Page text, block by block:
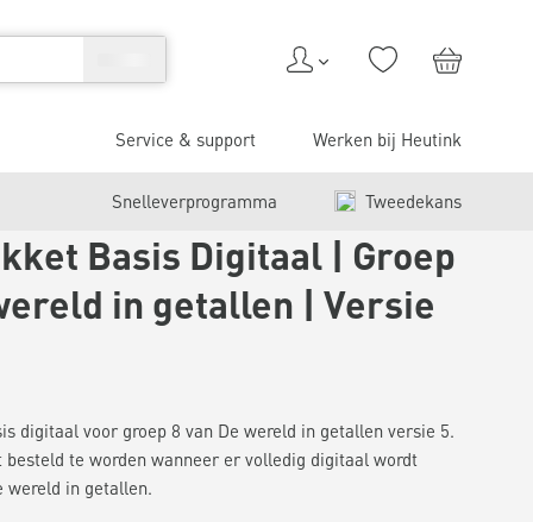
Service & support Werken bij Heutink
Snelleverprogramma Tweedekans
Basis Digitaal | Groep
in getallen | Versie
digitaal voor groep 8 van De wereld in getallen versie 5.
te worden wanneer er volledig digitaal wordt
wereld in getallen.